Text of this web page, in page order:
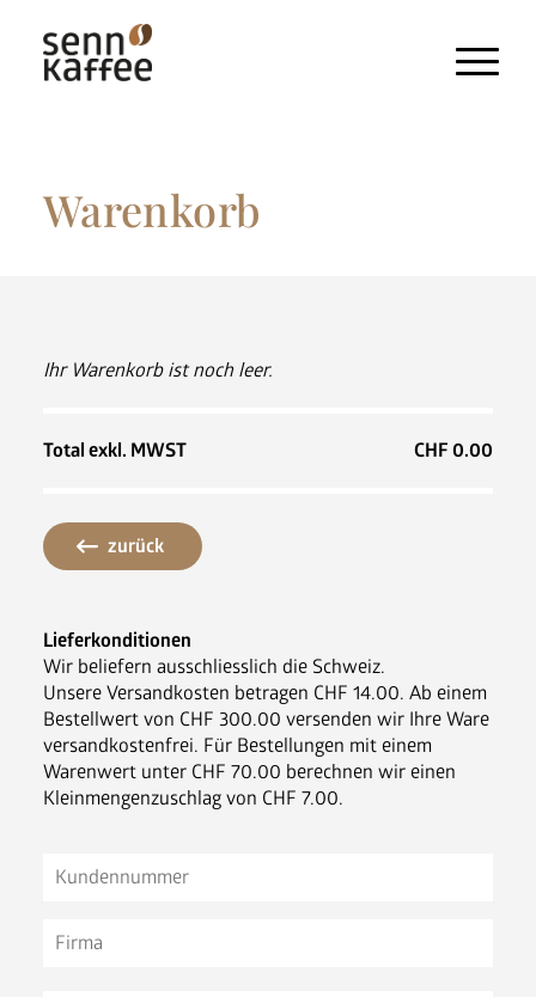
Heissgetränke
Kaltgetränke
Instantgenuss
Tee
Aufheller, Zucker & Co
Nespresso Pads
Jura
Warenkorb
Ihr Warenkorb ist noch leer.
Total exkl. MWST CHF 0.00
zurück
Lieferkonditionen
Wir beliefern ausschliesslich die Schweiz.
Unsere Versandkosten betragen CHF 14.00. Ab einem
Bestellwert von CHF 300.00 versenden wir Ihre Ware
versandkostenfrei. Für Bestellungen mit einem
Warenwert unter CHF 70.00 berechnen wir einen
Kleinmengenzuschlag von CHF 7.00.